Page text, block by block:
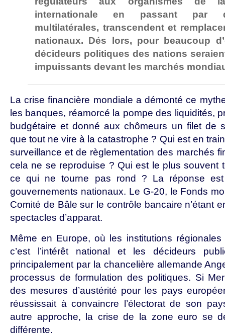
internationale en passant par
multilatérales, transcendent et
nationaux. Dés lors, pour beaucoup
décideurs politiques des nations
impuissants devant les marchés
La crise financière mondiale a démonté ce
les banques, réamorcé la pompe des liquidités,
budgétaire et donné aux chômeurs un filet de
que tout ne vire à la catastrophe ? Qui est en
surveillance et de règlementation des marchés
cela ne se reproduise ? Qui est le plus souvent
ce qui ne tourne pas rond ? La réponse
gouvernements nationaux. Le G-20, le Fonds
Comité de Bâle sur le contrôle bancaire n’étant
spectacles d’apparat.
Même en Europe, où les institutions
c’est l’intérêt national et les décideurs
principalement par la chancelière allemande
processus de formulation des politiques. Si
des mesures d’austérité pour les pays
réussissait à convaincre l’électorat de son
autre approche, la crise de la zone euro se
différente.